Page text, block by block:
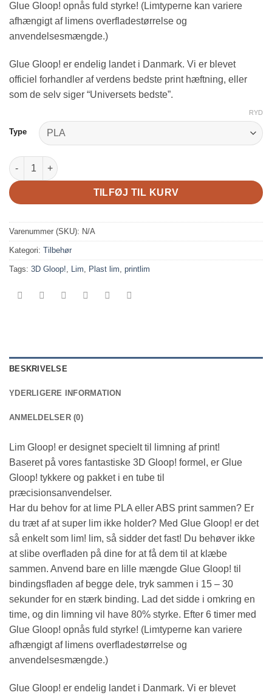
Glue Gloop! opnås fuld styrke! (Limtyperne kan variere
afhængigt af limens overfladestørrelse og
anvendelsesmængde.)
Glue Gloop! er endelig landet i Danmark. Vi er blevet
officiel forhandler af verdens bedste print hæftning, eller
som de selv siger “Universets bedste”.
Type
RYD
Glue Gloop! antal
TILFØJ TIL KURV
Varenummer (SKU): N/A
Kategori: Tilbehør
Tags: 3D Gloop! Lim Plast lim printlim
BESKRIVELSE
YDERLIGERE INFORMATION
ANMELDELSER (0)
Lim Gloop! er designet specielt til limning af print!
Baseret på vores fantastiske 3D Gloop! formel, er Glue
Gloop! tykkere og pakket i en tube til
præcisionsanvendelser.
Har du behov for at lime PLA eller ABS print sammen? Er
du træt af at super lim ikke holder? Med Glue Gloop! er det
så enkelt som lim! lim, så sidder det fast! Du behøver ikke
at slibe overfladen på dine for at få dem til at klæbe
sammen. Anvend bare en lille mængde Glue Gloop! til
bindingsfladen af begge dele, tryk sammen i 15 – 30
sekunder for en stærk binding. Lad det sidde i omkring en
time, og din limning vil have 80% styrke. Efter 6 timer med
Glue Gloop! opnås fuld styrke! (Limtyperne kan variere
afhængigt af limens overfladestørrelse og
anvendelsesmængde.)
Glue Gloop! er endelig landet i Danmark. Vi er blevet